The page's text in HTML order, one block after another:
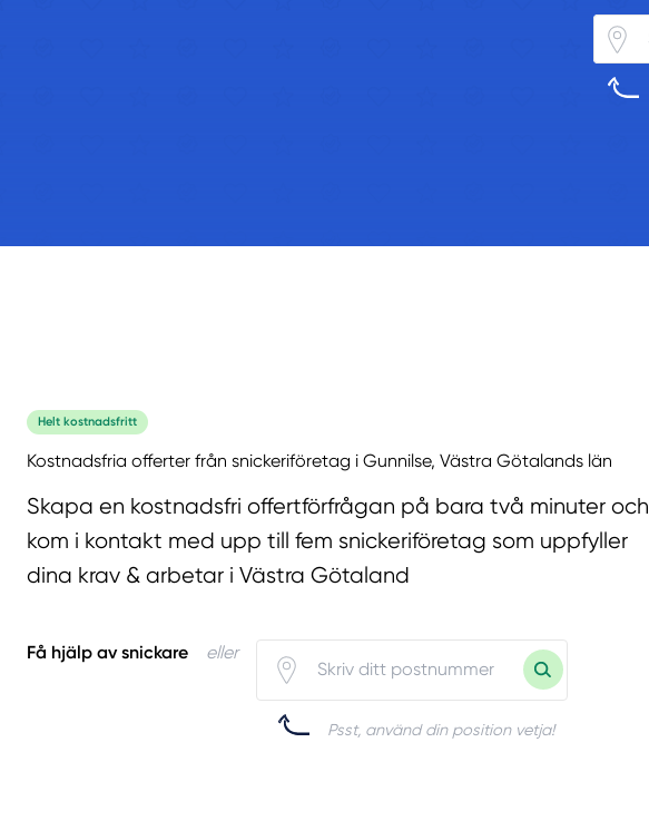
Helt kostnadsfritt
Kostnadsfria offerter från snickeriföretag i Gunnilse, Västra Götalands län
Skapa en kostnadsfri offertförfrågan på bara två minuter och
kom i kontakt med upp till fem snickeriföretag som uppfyller
dina krav & arbetar i Västra Götaland
Få hjälp av snickare eller
Psst, använd din position vetja!